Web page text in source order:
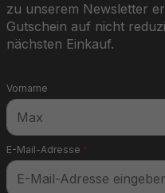
Für ruhige Momente
Poolsitze ultimativen
Samtoberflächen,
wandelbare Pool-
zu unserem Newsletter
Gutschein auf nicht
nächsten Einkauf.
E-Mail-Adresse *
Vorname